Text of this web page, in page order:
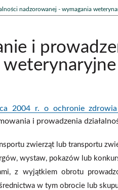
nadzorowanej - wymagania
i
weterynaryjne
2004 r. o ochronie
i prowadzenia
zwierząt lub transportu
wystaw, pokazów lub
z wyjątkiem obrotu
w tym obrocie lub